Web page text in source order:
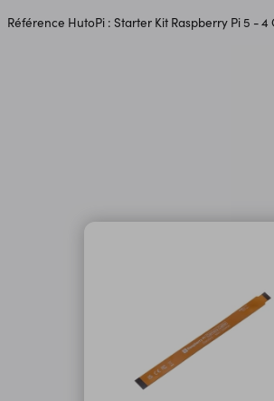
Référence HutoPi : Starter Kit Raspberry Pi 5 - 4